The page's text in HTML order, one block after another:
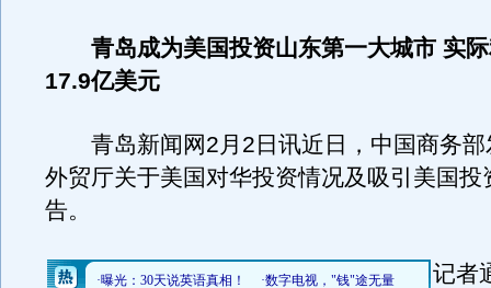
青岛成为美国投资山东第一大城市 实
17.9亿美元
青岛新闻网2月2日讯近日，中国商务部
外贸厅关于美国对华投资情况及吸引美国投
告。
记者